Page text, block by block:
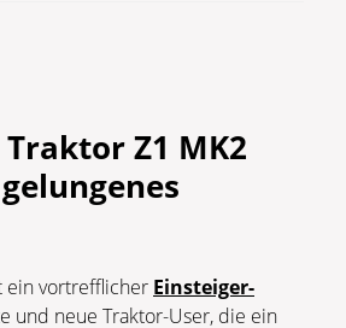
Z1 MK2
ein vortrefflicher Einsteiger-
und neue Traktor-User, die ein